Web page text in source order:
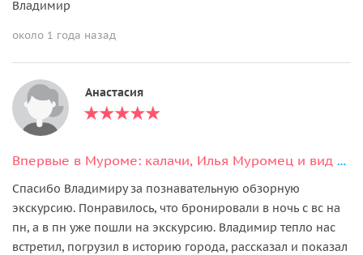
Владимир
около 1 года назад
Анастасия
Впервые в Муроме: калачи, Илья Муромец и вид на Оку
Спасибо Владимиру за познавательную обзорную
экскурсию. Понравилось, что бронировали в ночь с вс на
пн, а в пн уже пошли на экскурсию. Владимир тепло нас
встретил, погрузил в историю города, рассказал и показал